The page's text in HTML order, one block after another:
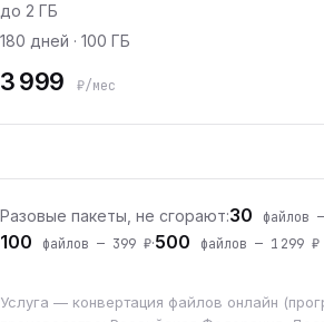
до 2 ГБ
180 дней · 100 ГБ
3 999 ₽/мес
Разовые пакеты, не сгорают:30 файлов
100 файлов — 399 ₽·500 файлов — 1 299 ₽
Услуга — конвертация файлов онлайн